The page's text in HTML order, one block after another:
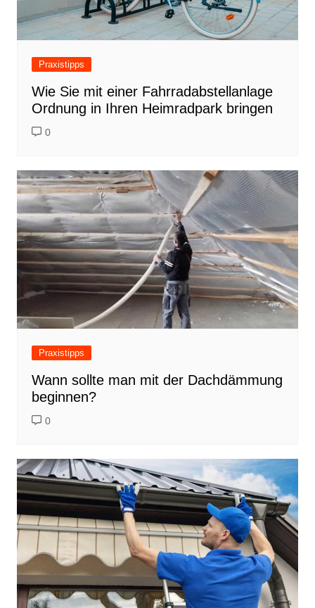
Praxistipps
Wie Sie mit einer Fahrradabstellanlage
Ordnung in Ihren Heimradpark bringen
0
Praxistipps
Wann sollte man mit der Dachdämmung
beginnen?
0